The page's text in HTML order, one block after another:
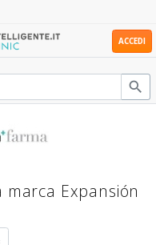
ACCEDI

Expansión